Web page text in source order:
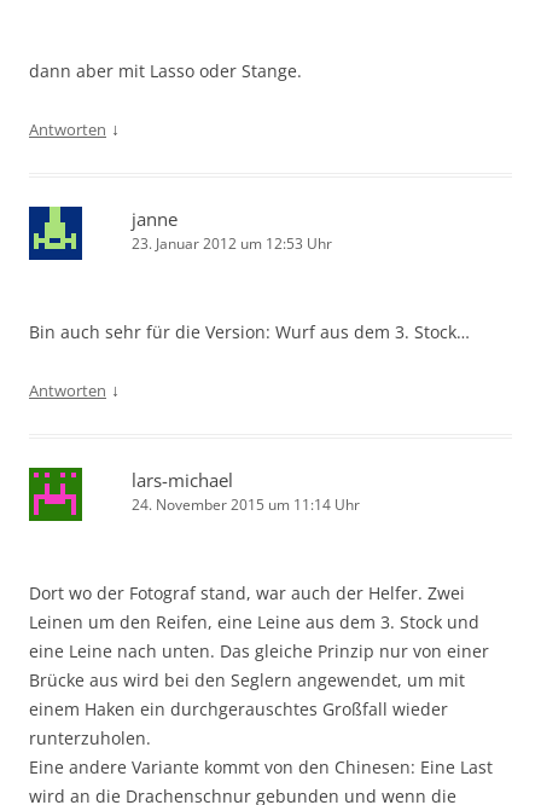
dann aber mit Lasso oder Stange.
Antworten ↓
janne
23. Januar 2012 um 12:53 Uhr
Bin auch sehr für die Version: Wurf aus dem 3. Stock…
Antworten ↓
lars-michael
24. November 2015 um 11:14 Uhr
Dort wo der Fotograf stand, war auch der Helfer. Zwei
Leinen um den Reifen, eine Leine aus dem 3. Stock und
eine Leine nach unten. Das gleiche Prinzip nur von einer
Brücke aus wird bei den Seglern angewendet, um mit
einem Haken ein durchgerauschtes Großfall wieder
runterzuholen.
Eine andere Variante kommt von den Chinesen: Eine Last
wird an die Drachenschnur gebunden und wenn die